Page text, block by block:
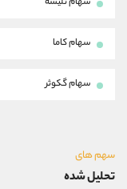
سهام کاما
سهام گکوثر
سهم های
تحلیل شده